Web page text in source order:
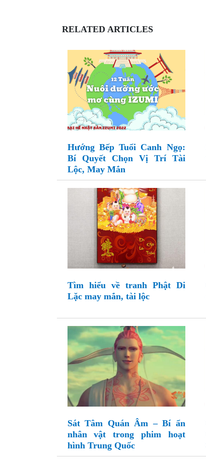
RELATED ARTICLES
Hướng Bếp Tuổi Canh Ngọ:
Bí Quyết Chọn Vị Trí Tài
Lộc, May Mắn
Tìm hiểu về tranh Phật Di
Lặc may mắn, tài lộc
Sát Tâm Quán Âm – Bí ẩn
nhân vật trong phim hoạt
hình Trung Quốc